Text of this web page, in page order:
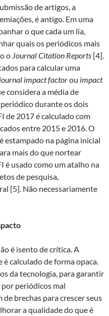
de artigos, a
é antigo. Em uma
o que cada um lia,
quais os periódicos mais
o Journal Citation Reports [4].
para calcular uma
journal impact factorou impact
considera a média de
durante os dois
de 2017 é calculado com
entre 2015 e 2016. O
estampado na página inicial
mais do que nortear
é usado como um atalho na
de pesquisa,
[5]. Não necessariamente
é isento de crítica. A
calculado de forma opaca.
da tecnologia, para garantir
periódicos mal
brechas para crescer seus
a qualidade do que é